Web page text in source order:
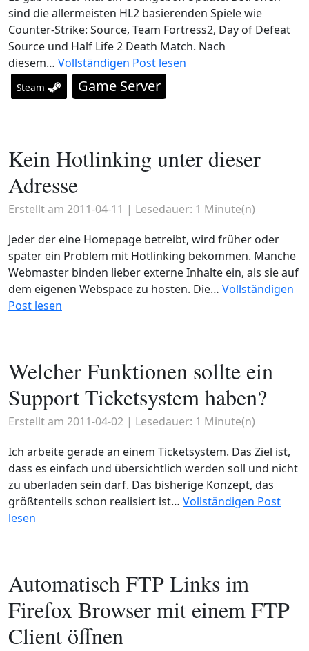
sind die allermeisten HL2 basierenden Spiele wie
Counter-Strike: Source, Team Fortress2, Day of Defeat
Source und Half Life 2 Death Match. Nach
diesem… Vollständigen Post lesen
Steam Game Server
Kein Hotlinking unter dieser
Adresse
Erstellt am 2011-04-11 | Lesedauer: 1 Minute(n)
Jeder der eine Homepage betreibt, wird früher oder
später ein Problem mit Hotlinking bekommen. Manche
Webmaster binden lieber externe Inhalte ein, als sie auf
dem eigenen Webspace zu hosten. Die… Vollständigen
Post lesen
Welcher Funktionen sollte ein
Support Ticketsystem haben?
Erstellt am 2011-04-02 | Lesedauer: 1 Minute(n)
Ich arbeite gerade an einem Ticketsystem. Das Ziel ist,
dass es einfach und übersichtlich werden soll und nicht
zu überladen sein darf. Das bisherige Konzept, das
größtenteils schon realisiert ist… Vollständigen Post
lesen
Automatisch FTP Links im
Firefox Browser mit einem FTP
Client öffnen